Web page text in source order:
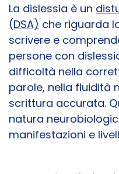
La dislessia è un
(DSA) che riguarda
scrivere e
persone con
difficoltà nella
parole, nella fluidità
scrittura accurata.
natura
manifestazioni e